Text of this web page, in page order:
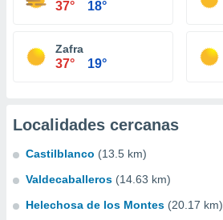
37° 18°
Zafra
37° 19°
Localidades cercanas
Castilblanco (13.5 km)
Valdecaballeros (14.63 km)
Helechosa de los Montes (20.17 km)